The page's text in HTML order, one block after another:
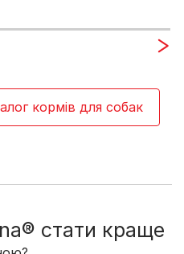
кормів для собак
стати краще